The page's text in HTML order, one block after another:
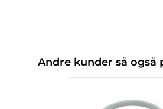
Andre kunder så også